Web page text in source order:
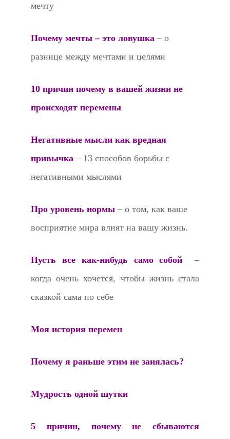
мечту
Почему мечты – это ловушка – о
разнице между мечтами и целями
10 причин почему в вашей жизни не
происходят перемены
Негативные мысли как вредная
привычка – 13 способов борьбы с
негативными мыслями
Про уровень нормы – о том, как ваше
восприятие мира влият на вашу жизнь.
Пусть все как-нибудь само собой
–
когда очень хочется, чтобы жизнь стала
сказкой сама по себе
Моя история перемен
Почему я раньше этим не занялась?
Мудрость одной шутки
5 причин, почему не сбываются